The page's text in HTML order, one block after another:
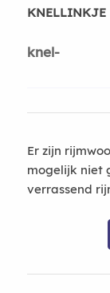
KNELLINKJE
knel-
Er zijn
mogelijk niet
verrassend